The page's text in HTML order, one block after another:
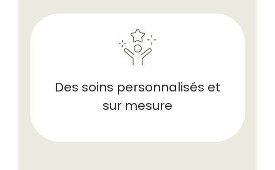
Des soins personnalisés et
sur mesure